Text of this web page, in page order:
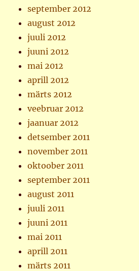
september 2012
august 2012
juuli 2012
juuni 2012
mai 2012
aprill 2012
märts 2012
veebruar 2012
jaanuar 2012
detsember 2011
november 2011
oktoober 2011
september 2011
august 2011
juuli 2011
juuni 2011
mai 2011
aprill 2011
märts 2011